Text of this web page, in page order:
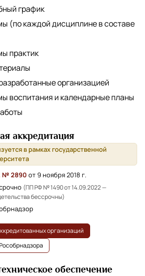
график
(по каждой дисциплине в составе
практик
организацией
воспитания и календарные планы
аккредитация
в рамках государственной
№ 2890 от 9 ноября 2018 г.
(ПП РФ № 1490 от 14.09.2022 —
бессрочны)
организаций
обеспечение